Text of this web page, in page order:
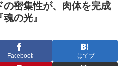
の密集性が、肉体を完成
の光』
ラソン
Facebook はてブ